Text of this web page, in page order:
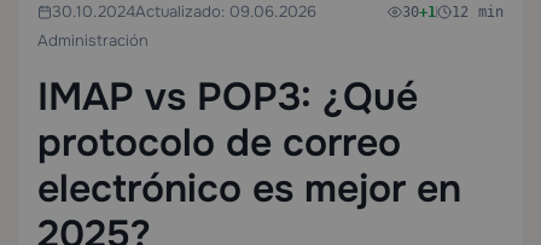
30.10.2024Actualizado: 09.06.2026
Administración
30+1 12 min
IMAP vs POP3: ¿Qué
protocolo de correo
electrónico es mejor en
2025?